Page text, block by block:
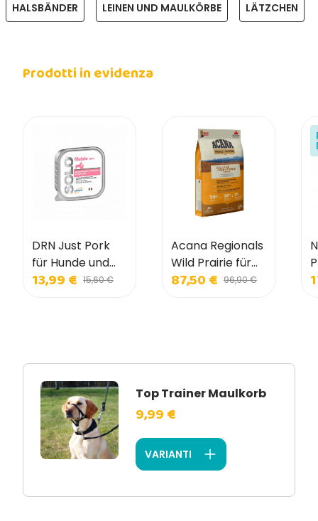
HALSBÄNDER LEINEN UND MAULKÖRBE LÄTZCHEN
Prodotti in evidenza
DRN Just Pork
für Hunde und
Katzen
13,99 € 15,60 €
Acana Regionals
Wild Prairie für
Hunde
87,50 € 96,90 €
Top Trainer Maulkorb
9,99 €
VARIANTI